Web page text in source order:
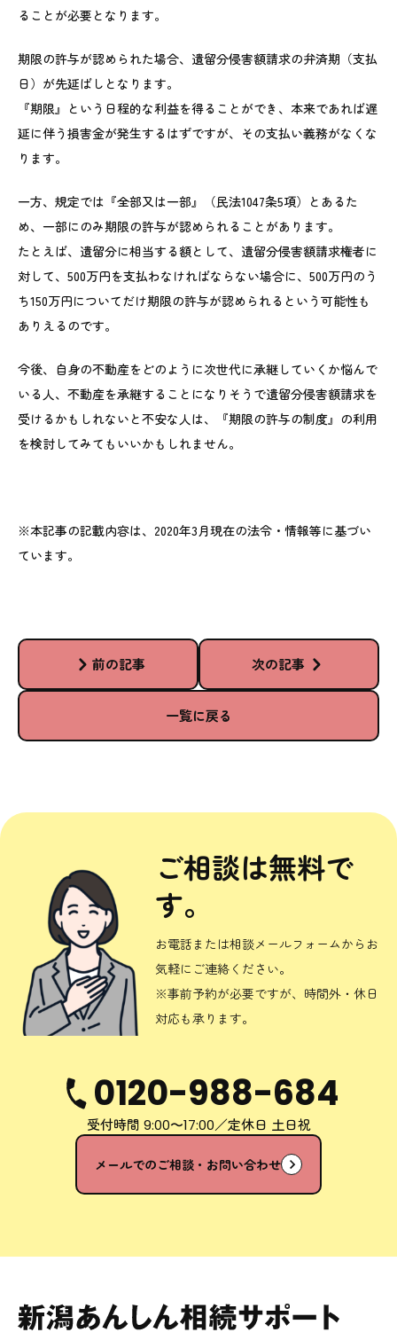
ることが必要となります。
期限の許与が認められた場合、遺留分侵害額請求の弁済期（支払
日）が先延ばしとなります。
『期限』という日程的な利益を得ることができ、本来であれば遅
延に伴う損害金が発生するはずですが、その支払い義務がなくな
ります。
一方、規定では『全部又は一部』（民法1047条5項）とあるた
め、一部にのみ期限の許与が認められることがあります。
たとえば、遺留分に相当する額として、遺留分侵害額請求権者に
対して、500万円を支払わなければならない場合に、500万円のう
ち150万円についてだけ期限の許与が認められるという可能性も
ありえるのです。
今後、自身の不動産をどのように次世代に承継していくか悩んで
いる人、不動産を承継することになりそうで遺留分侵害額請求を
受けるかもしれないと不安な人は、『期限の許与の制度』の利用
を検討してみてもいいかもしれません。
※本記事の記載内容は、2020年3月現在の法令・情報等に基づい
ています。
前の記事
一覧に戻る
次の記事
ご相談は無料で
す。
お電話または相談メールフォームからお
気軽にご連絡ください。
※事前予約が必要ですが、時間外・休日
対応も承ります。
0120-988-684
受付時間 9:00〜17:00／定休日 土日祝
メールでのご相談・お問い合わせ